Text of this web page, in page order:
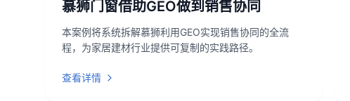
慕狮门窗借助GEO做到销售协同
本案例将系统拆解慕狮利用GEO实现销售协同的全流
程，为家居建材行业提供可复制的实践路径。
查看详情